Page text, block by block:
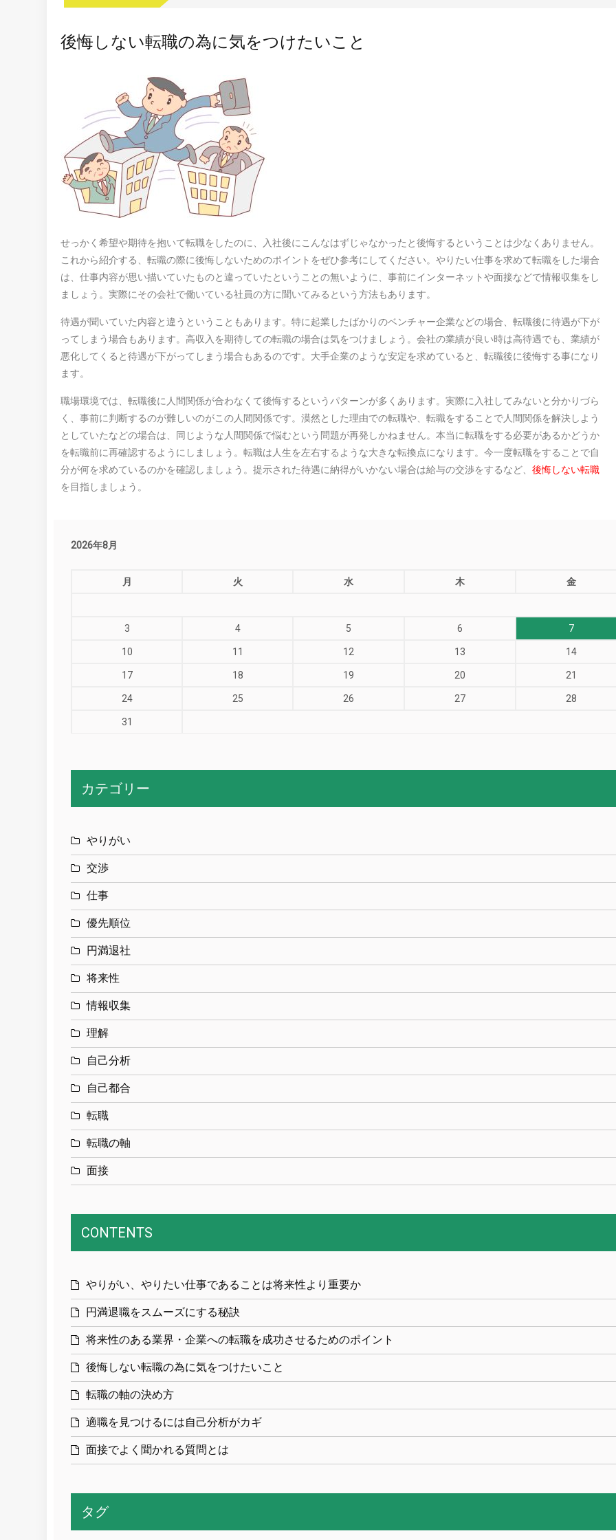
後悔しない転職の為に気をつけたいこと
せっかく希望や期待を抱いて転職をしたのに、入社後にこんなはずじゃなかったと後悔するということは少なくありません。
これから紹介する、転職の際に後悔しないためのポイントをぜひ参考にしてください。やりたい仕事を求めて転職をした場合
は、仕事内容が思い描いていたものと違っていたということの無いように、事前にインターネットや面接などで情報収集をし
ましょう。実際にその会社で働いている社員の方に聞いてみるという方法もあります。
待遇が聞いていた内容と違うということもあります。特に起業したばかりのベンチャー企業などの場合、転職後に待遇が下が
ってしまう場合もあります。高収入を期待しての転職の場合は気をつけましょう。会社の業績が良い時は高待遇でも、業績が
悪化してくると待遇が下がってしまう場合もあるのです。大手企業のような安定を求めていると、転職後に後悔する事になり
ます。
職場環境では、転職後に人間関係が合わなくて後悔するというパターンが多くあります。実際に入社してみないと分かりづら
く、事前に判断するのが難しいのがこの人間関係です。漠然とした理由での転職や、転職をすることで人間関係を解決しよう
としていたなどの場合は、同じような人間関係で悩むという問題が再発しかねません。本当に転職をする必要があるかどうか
を転職前に再確認するようにしましょう。転職は人生を左右するような大きな転換点になります。今一度転職をすることで自
分が何を求めているのかを確認しましょう。提示された待遇に納得がいかない場合は給与の交渉をするなど、 後悔しない転職
を目指しましょう。
2026年8月
月 火 水 木 金
3 4 5 6 7
10 11 12 13 14
17 18 19 20 21
24 25 26 27 28
31
カテゴリー
やりがい
交渉
仕事
優先順位
円満退社
将来性
情報収集
理解
自己分析
自己都合
転職
転職の軸
面接
CONTENTS
やりがい、やりたい仕事であることは将来性より重要か
円満退職をスムーズにする秘訣
将来性のある業界・企業への転職を成功させるためのポイント
後悔しない転職の為に気をつけたいこと
転職の軸の決め方
適職を見つけるには自己分析がカギ
面接でよく聞かれる質問とは
タグ